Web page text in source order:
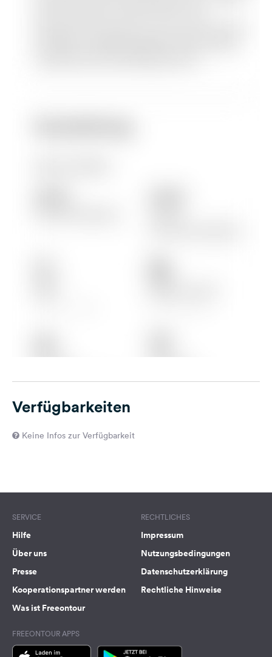
Verfügbarkeiten
Keine Infos zur Verfügbarkeit
SERVICE
Hilfe
Über uns
Presse
Kooperationspartner werden
Was ist Freeontour
RECHTLICHES
Impressum
Nutzungsbedingungen
Datenschutzerklärung
Rechtliche Hinweise
FREEONTOUR APPS